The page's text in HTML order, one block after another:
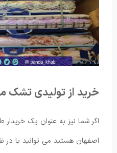
خرید از تولیدی تشک
اگر شما نیز به عنوان یک
اصفهان هستید می توانید با در